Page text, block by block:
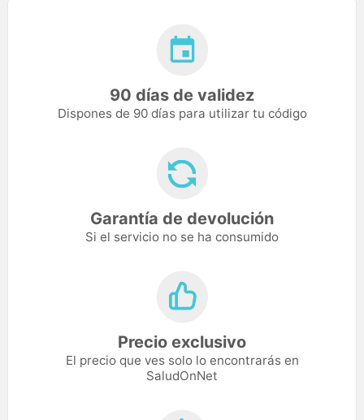
90 días de validez
Dispones de 90 días para utilizar tu código
Garantía de devolución
Si el servicio no se ha consumido
Precio exclusivo
El precio que ves solo lo encontrarás en
SaludOnNet